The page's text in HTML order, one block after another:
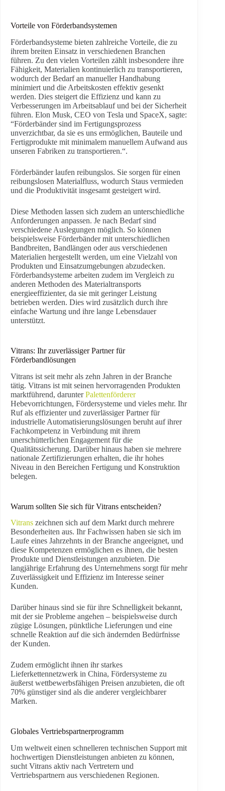
Vorteile von Förderbandsystemen
Förderbandsysteme bieten zahlreiche Vorteile, die zu
ihrem breiten Einsatz in verschiedenen Branchen
führen. Zu den vielen Vorteilen zählt insbesondere ihre
Fähigkeit, Materialien kontinuierlich zu transportieren,
wodurch der Bedarf an manueller Handhabung
minimiert und die Arbeitskosten effektiv gesenkt
werden. Dies steigert die Effizienz und kann zu
Verbesserungen im Arbeitsablauf und bei der Sicherheit
führen. Elon Musk, CEO von Tesla und SpaceX, sagte:
“Förderbänder sind im Fertigungsprozess
unverzichtbar, da sie es uns ermöglichen, Bauteile und
Fertigprodukte mit minimalem manuellem Aufwand aus
unseren Fabriken zu transportieren.“.
Förderbänder laufen reibungslos. Sie sorgen für einen
reibungslosen Materialfluss, wodurch Staus vermieden
und die Produktivität insgesamt gesteigert wird.
Diese Methoden lassen sich zudem an unterschiedliche
Anforderungen anpassen. Je nach Bedarf sind
verschiedene Auslegungen möglich. So können
beispielsweise Förderbänder mit unterschiedlichen
Bandbreiten, Bandlängen oder aus verschiedenen
Materialien hergestellt werden, um eine Vielzahl von
Produkten und Einsatzumgebungen abzudecken.
Förderbandsysteme arbeiten zudem im Vergleich zu
anderen Methoden des Materialtransports
energieeffizienter, da sie mit geringer Leistung
betrieben werden. Dies wird zusätzlich durch ihre
einfache Wartung und ihre lange Lebensdauer
unterstützt.
Vitrans: Ihr zuverlässiger Partner für
Förderbandlösungen
Vitrans ist seit mehr als zehn Jahren in der Branche
tätig. Vitrans ist mit seinen hervorragenden Produkten
marktführend, darunterPalettenförderer
Hebevorrichtungen, Fördersysteme und vieles mehr. Ihr
Ruf als effizienter und zuverlässiger Partner für
industrielle Automatisierungslösungen beruht auf ihrer
Fachkompetenz in Verbindung mit ihrem
unerschütterlichen Engagement für die
Qualitätssicherung. Darüber hinaus haben sie mehrere
nationale Zertifizierungen erhalten, die ihr hohes
Niveau in den Bereichen Fertigung und Konstruktion
belegen.
Warum sollten Sie sich für Vitrans entscheiden?
Vitrans zeichnen sich auf dem Markt durch mehrere
Besonderheiten aus. Ihr Fachwissen haben sie sich im
Laufe eines Jahrzehnts in der Branche angeeignet, und
diese Kompetenzen ermöglichen es ihnen, die besten
Produkte und Dienstleistungen anzubieten. Die
langjährige Erfahrung des Unternehmens sorgt für mehr
Zuverlässigkeit und Effizienz im Interesse seiner
Kunden.
Darüber hinaus sind sie für ihre Schnelligkeit bekannt,
mit der sie Probleme angehen – beispielsweise durch
zügige Lösungen, pünktliche Lieferungen und eine
schnelle Reaktion auf die sich ändernden Bedürfnisse
der Kunden.
Zudem ermöglicht ihnen ihr starkes
Lieferkettennetzwerk in China, Fördersysteme zu
äußerst wettbewerbsfähigen Preisen anzubieten, die oft
70% günstiger sind als die anderer vergleichbarer
Marken.
Globales Vertriebspartnerprogramm
Um weltweit einen schnelleren technischen Support mit
hochwertigen Dienstleistungen anbieten zu können,
sucht Vitrans aktiv nach Vertretern und
Vertriebspartnern aus verschiedenen Regionen.